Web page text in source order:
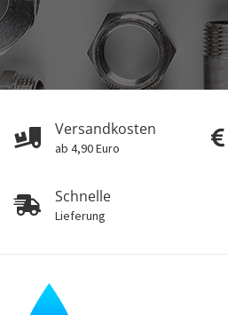
Versandkosten
ab 4,90 Euro
Schnelle
Lieferung